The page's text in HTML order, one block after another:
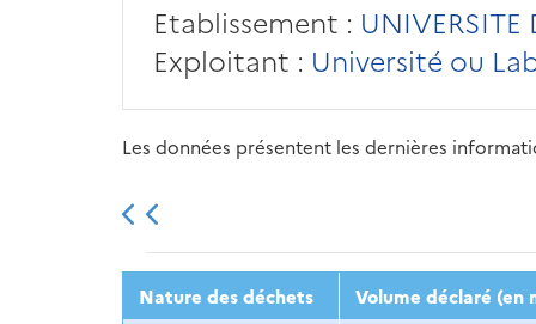
Etablissement : UNIVERSITE
Exploitant : Université ou
Les données présentent les dernières
2013 2014 2015
Nature des déchets
Volume déclaré (en